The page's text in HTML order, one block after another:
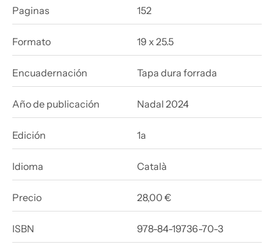
Paginas 152
Formato 19 x 25.5
Encuadernación Tapa dura forrada
Año de publicación Nadal 2024
Edición 1a
Idioma Català
Precio 28,00 €
ISBN 978-84-19736-70-3